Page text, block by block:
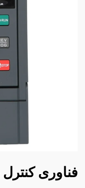
فناوری کنترل